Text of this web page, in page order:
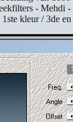
- Mehdi
kleur / 3de